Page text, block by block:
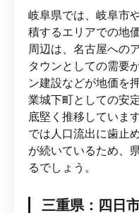
岐阜県では、岐阜市
積するエリアでの地
周辺は、名古屋への
タウンとしての需要
ン建設などが地価を
業城下町としての安
底堅く推移していま
では人口流出に歯止
が続いているため、
るでしょう。
三重県：四日